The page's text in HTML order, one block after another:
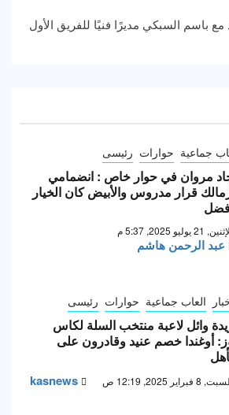
مع باسم السبكي مديرًا فنيًا للفريق الأول
جماعية حوارات رئيسى
مروان في حوار خاص : انضمامي
قرار مدروس والأبيض كان الخيار
21 يوليو 2025, 5:37 م
عبد الرحمن هاشم
العاب جماعية حوارات رئيسى
وائل لاعبة منتخب السلة لكاس
أوغندا خصم عنيد وقادرون على
8 فبراير 2025, 12:19 ص kasnews